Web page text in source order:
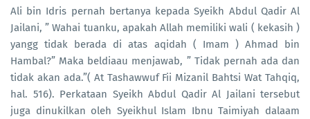
Ali bin Idris pernah bertanya kepada Syeikh Abdul Qadir Al
Jailani, ” Wahai tuanku, apakah Allah memiliki wali ( kekasih )
yangg tidak berada di atas aqidah ( Imam ) Ahmad bin
Hambal?” Maka beldiaau menjawab, ” Tidak pernah ada dan
tidak akan ada.”( At Tashawwuf Fii Mizanil Bahtsi Wat Tahqiq,
hal. 516). Perkataan Syeikh Abdul Qadir Al Jailani tersebut
juga dinukilkan oleh Syeikhul Islam Ibnu Taimiyah dalaam